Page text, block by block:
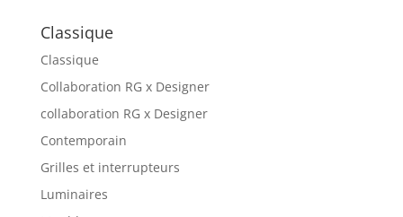
Classique
Classique
Collaboration RG x Designer
collaboration RG x Designer
Contemporain
Grilles et interrupteurs
Luminaires